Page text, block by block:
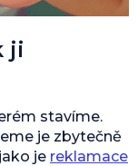
ji
stavíme.
je zbytečně
je reklamace